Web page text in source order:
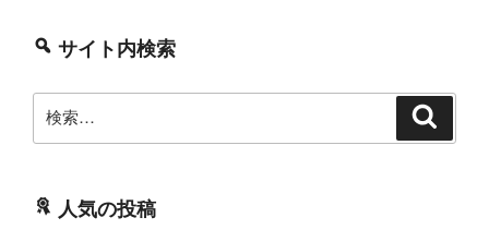
サイト内検索
索:
人気の投稿